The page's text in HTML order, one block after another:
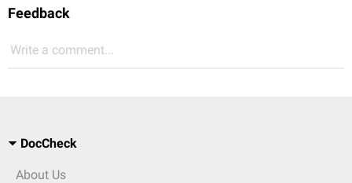
Feedback
Write a comment...
DocCheck
About Us